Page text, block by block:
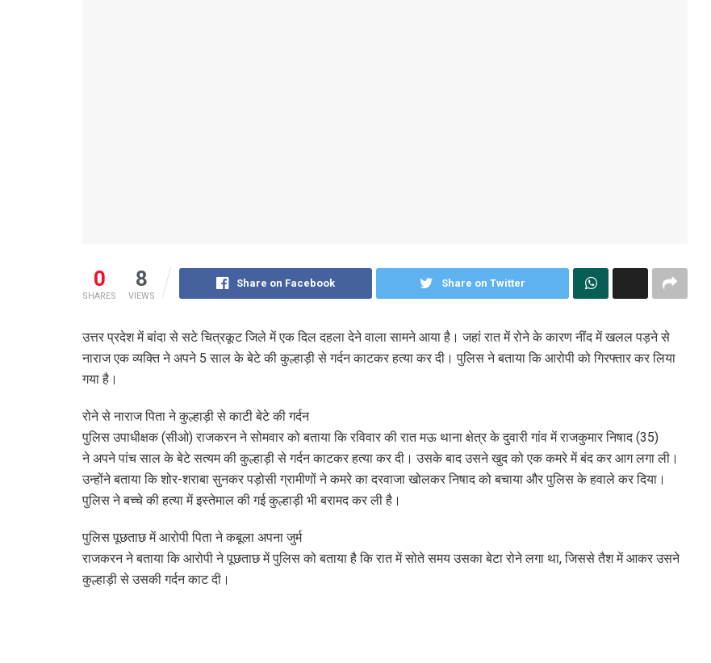
0
SHARES
8
VIEWS
Share on Facebook Share on Twitter
उत्तर प्रदेश में बांदा से सटे चित्रकूट जिले में एक दिल दहला देने वाला सामने आया है। जहां रात में रोने के कारण नींद में खलल पड़ने से
नाराज एक व्यक्ति ने अपने 5 साल के बेटे की कुल्हाड़ी से गर्दन काटकर हत्या कर दी। पुलिस ने बताया कि आरोपी को गिरफ्तार कर लिया
गया है।
रोने से नाराज पिता ने कुल्हाड़ी से काटी बेटे की गर्दन
पुलिस उपाधीक्षक (सीओ) राजकरन ने सोमवार को बताया कि रविवार की रात मऊ थाना क्षेत्र के दुवारी गांव में राजकुमार निषाद (35)
ने अपने पांच साल के बेटे सत्यम की कुल्हाड़ी से गर्दन काटकर हत्या कर दी। उसके बाद उसने खुद को एक कमरे में बंद कर आग लगा ली।
उन्होंने बताया कि शोर-शराबा सुनकर पड़ोसी ग्रामीणों ने कमरे का दरवाजा खोलकर निषाद को बचाया और पुलिस के हवाले कर दिया।
पुलिस ने बच्चे की हत्या में इस्तेमाल की गई कुल्हाड़ी भी बरामद कर ली है।
पुलिस पूछताछ में आरोपी पिता ने कबूला अपना जुर्म
राजकरन ने बताया कि आरोपी ने पूछताछ में पुलिस को बताया है कि रात में सोते समय उसका बेटा रोने लगा था, जिससे तैश में आकर उसने
कुल्हाड़ी से उसकी गर्दन काट दी।